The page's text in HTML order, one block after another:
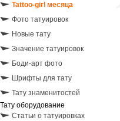
Tattoo-girl месяца
Фото татуировок
Новые тату
Значение татуировок
Боди-арт фото
Шрифты для тату
Тату знаменитостей
Тату оборудование
Статьи о татуировках